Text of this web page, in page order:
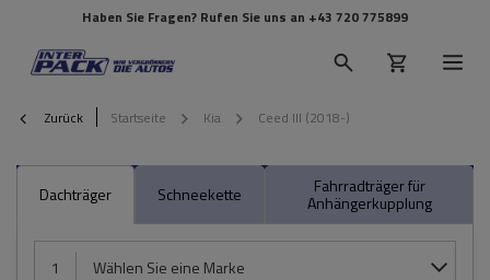
Haben Sie Fragen? Rufen Sie uns an +43 720 775899
Zurück Startseite Kia Ceed III (2018-)
Dachträger Schneekette Fahrradträger für
Anhängerkupplung
1 Wählen Sie eine Marke